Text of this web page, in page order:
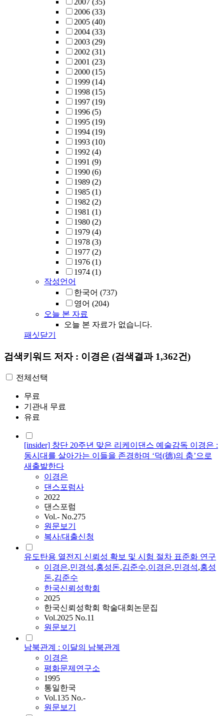
2007 (35)
2006 (33)
2005 (40)
2004 (33)
2003 (29)
2002 (31)
2001 (23)
2000 (15)
1999 (14)
1998 (15)
1997 (19)
1996 (5)
1995 (19)
1994 (19)
1993 (10)
1992 (4)
1991 (9)
1990 (6)
1989 (2)
1985 (1)
1982 (2)
1981 (1)
1980 (2)
1979 (4)
1978 (3)
1977 (2)
1976 (1)
1974 (1)
작성언어
한국어 (737)
영어 (204)
오늘 본 자료
오늘 본 자료가 없습니다.
패싯닫기
검색키워드 저자 : 이경은 (검색결과 1,362건)
전체선택
무료
기관내 무료
유료
[insider] 창단 20주년 맞은 리케이댄스 예술감독 이경은 :
동시대를 살아가는 이들을 존경하며 ‘덕(德)의 춤’으로
새출발한다
이경은
댄스포럼사
2022
댄스포럼
Vol.- No.275
원문보기
복사/대출신청
유도탄용 열전지 신뢰성 확보 및 시험 절차 표준화 연구
이경은,민경석,홍성돈,김준수,이경은,민경석,홍성
돈,김준수
한국신뢰성학회
2025
한국신뢰성학회 학술대회논문집
Vol.2025 No.11
원문보기
남북관계 : 이달의 남북관계
이경은
평화문제연구소
1995
통일한국
Vol.135 No.-
원문보기